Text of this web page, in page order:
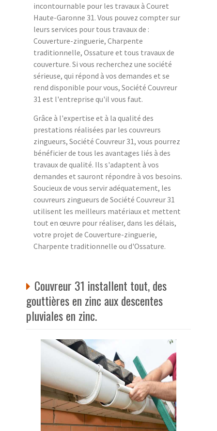
incontournable pour les travaux à Couret
Haute-Garonne 31. Vous pouvez compter sur
leurs services pour tous travaux de :
Couverture-zinguerie, Charpente
traditionnelle, Ossature et tous travaux de
couverture. Si vous recherchez une société
sérieuse, qui répond à vos demandes et se
rend disponible pour vous, Société Couvreur
31 est l'entreprise qu'il vous faut.
Grâce à l'expertise et à la qualité des
prestations réalisées par les couvreurs
zingueurs, Société Couvreur 31, vous pourrez
bénéficier de tous les avantages liés à des
travaux de qualité. Ils s'adaptent à vos
demandes et sauront répondre à vos besoins.
Soucieux de vous servir adéquatement, les
couvreurs zingueurs de Société Couvreur 31
utilisent les meilleurs matériaux et mettent
tout en œuvre pour réaliser, dans les délais,
votre projet de Couverture-zinguerie,
Charpente traditionnelle ou d'Ossature.
Couvreur 31 installent tout, des
gouttières en zinc aux descentes
pluviales en zinc.